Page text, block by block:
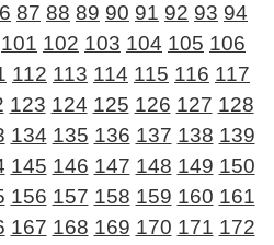
87 88 89 90 91 92 93 94
101 102 103 104 105 106
112 113 114 115 116 117
123 124 125 126 127 128
134 135 136 137 138 139
145 146 147 148 149 150
156 157 158 159 160 161
167 168 169 170 171 172